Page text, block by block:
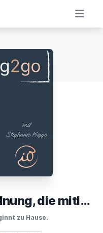
Dein Podcast für Ordnung, die mitläuft
zu Hause.